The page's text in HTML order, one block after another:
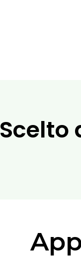
Scelto